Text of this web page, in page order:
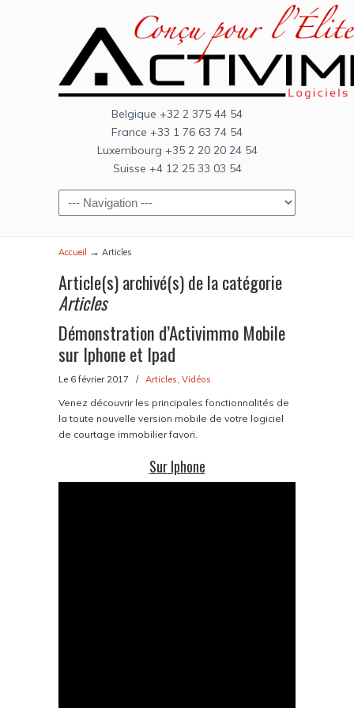
Belgique +32 2 375 44 54
France +33 1 76 63 74 54
Luxembourg +35 2 20 20 24 54
Suisse +4 12 25 33 03 54
Accueil → Articles
Article(s) archivé(s) de la catégorie
Articles
Démonstration d’Activimmo Mobile
sur Iphone et Ipad
Le 6 février 2017 / Articles, Vidéos
Venez découvrir les principales fonctionnalités de
la toute nouvelle version mobile de votre logiciel
de courtage immobilier favori.
Sur Iphone